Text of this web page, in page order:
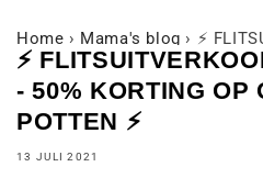
Home › Mama's blog › ⚡
⚡
- 50% KORTING OP
POTTEN ⚡
13 JULI 2021